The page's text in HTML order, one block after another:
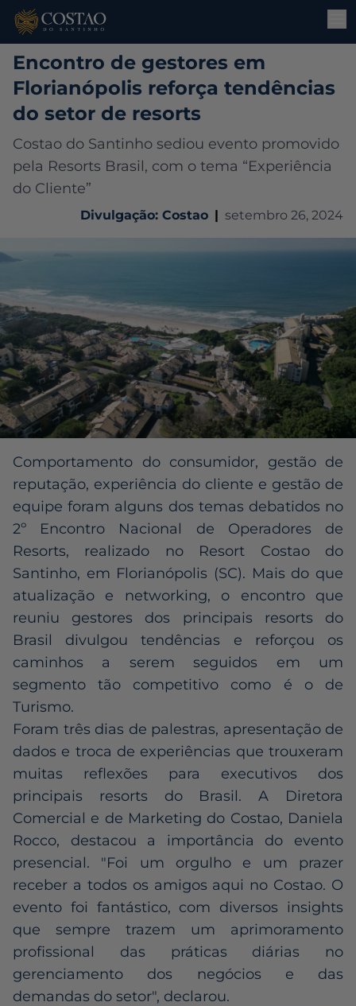
Encontro de gestores em
Florianópolis reforça tendências
do setor de resorts
Costao do Santinho sediou evento promovido
pela Resorts Brasil, com o tema “Experiência
do Cliente”
Divulgação: Costao | setembro 26, 2024
Comportamento do consumidor, gestão de
reputação, experiência do cliente e gestão de
equipe foram alguns dos temas debatidos no
2º Encontro Nacional de Operadores de
Resorts, realizado no Resort Costao do
Santinho, em Florianópolis (SC). Mais do que
atualização e networking, o encontro que
reuniu gestores dos principais resorts do
Brasil divulgou tendências e reforçou os
caminhos a serem seguidos em um
segmento tão competitivo como é o de
Turismo.
Foram três dias de palestras, apresentação de
dados e troca de experiências que trouxeram
muitas reflexões para executivos dos
principais resorts do Brasil. A Diretora
Comercial e de Marketing do Costao, Daniela
Rocco, destacou a importância do evento
presencial. "Foi um orgulho e um prazer
receber a todos os amigos aqui no Costao. O
evento foi fantástico, com diversos insights
que sempre trazem um aprimoramento
profissional das práticas diárias no
gerenciamento dos negócios e das
demandas do setor", declarou.